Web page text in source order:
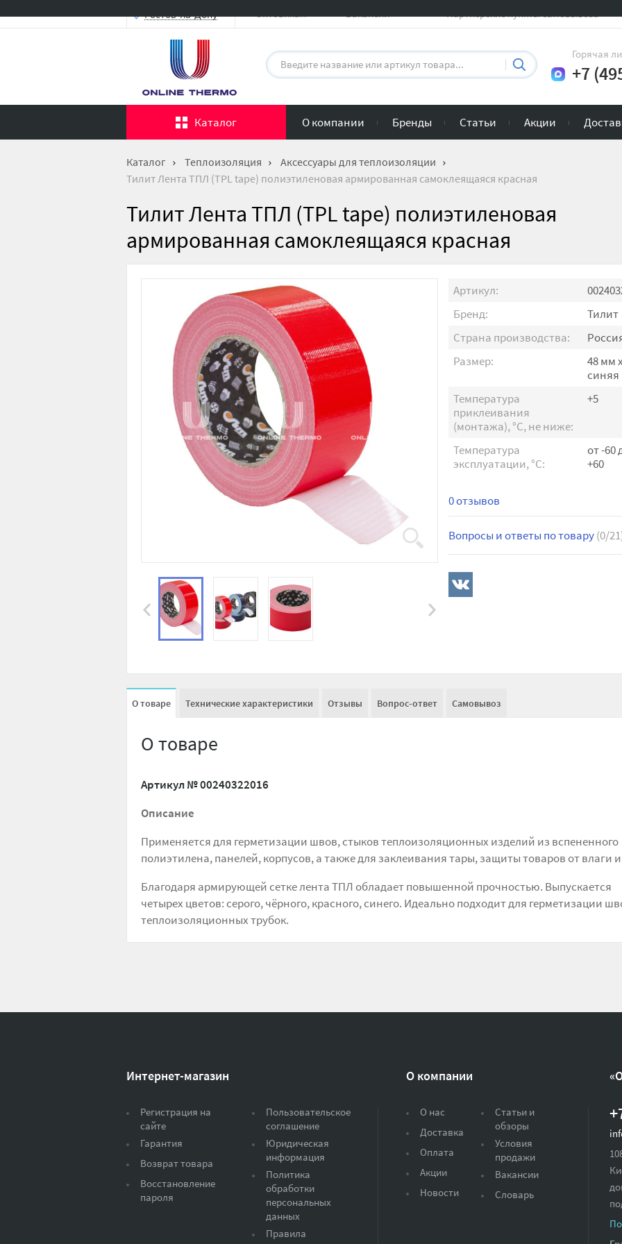
Ростов-на-Дону Оптовикам Вакансии Партнерские пункты самовывоза
Горячая
+7
Каталог О компании Бренды Статьи Акции
Каталог Теплоизоляция
Аксессуары для теплоизоляции
Тилит Лента ТПЛ (TPL tape) полиэтиленовая армированная самоклеящаяся красная
Тилит Лента ТПЛ (TPL tape) полиэтиленовая
армированная самоклеящаяся красная
Артикул:
Бренд:
Тилит
Страна производства:
Размер:
48 мм
синяя
Температура
приклеивания
(монтажа), °С, не ниже:
+5
Температура
эксплуатации, °С:
от -60
+60
0 отзывов
Вопросы и ответы по товару(0/
О товаре Технические характеристики Отзывы Вопрос-ответ Самовывоз
О товаре
Артикул №00240322016
Описание
Применяется для герметизации швов, стыков теплоизоляционных изделий из вспененного
полиэтилена, панелей, корпусов, а также для заклеивания тары, защиты товаров от влаги
Благодаря армирующей сетке лента ТПЛ обладает повышенной прочностью. Выпускается
четырех цветов: серого, чёрного, красного, синего. Идеально подходит для герметизации
теплоизоляционных трубок.
Интернет-магазин
Регистрация на
сайте
Гарантия
Возврат товара
Восстановление
пароля
Пользовательское
соглашение
Юридическая
информация
Политика
обработки
персональных
данных
Правила
О компании
О нас
Доставка
Оплата
Акции
Новости
Статьи и
обзоры
Условия
продажи
Вакансии
Словарь